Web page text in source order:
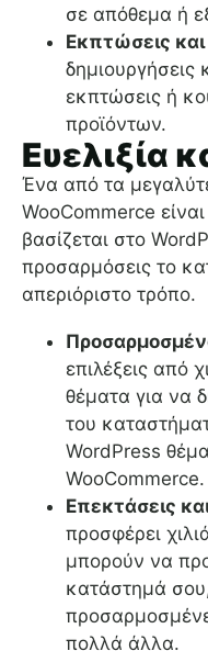
σε απόθεμα ή
Εκπτώσεις
δημιουργήσεις
εκπτώσεις ή
προϊόντων.
Ευελιξία
Ένα από τα
WooCommerce
βασίζεται στο
προσαρμόσεις το
απεριόριστο τρόπο.
επιλέξεις από
θέματα για να
του
WordPress
WooCommerce.
Επεκτάσεις
προσφέρει
μπορούν να
κατάστημά
πολλά άλλα.